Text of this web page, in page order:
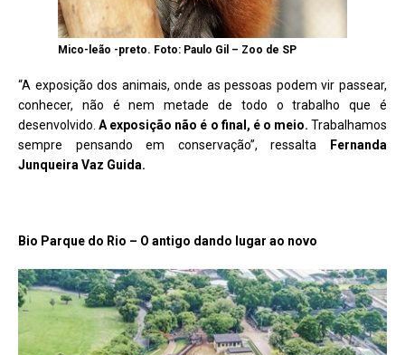
Mico-leão -preto. Foto: Paulo Gil – Zoo de SP
“A exposição dos animais, onde as pessoas podem vir passear,
conhecer, não é nem metade de todo o trabalho que é
desenvolvido.A exposição não é o final, é o meio. Trabalhamos
sempre pensando em conservação”, ressalta
Fernanda
Junqueira Vaz Guida.
Bio Parque do Rio – O antigo dando lugar ao novo